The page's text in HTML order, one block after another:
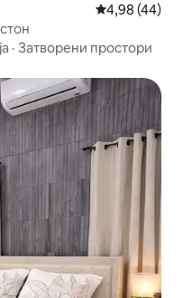
Просечна
4,98 (44)
· Затворени простори